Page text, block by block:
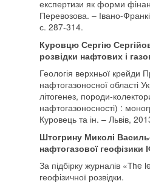
експертизи як форми
Перевозова. – Івано-
с. 287-314.
Куровцю Сергію
розвідки нафтових і
Геологія верхньої крейди
нафтогазоносної області
літогенез, породи-
нафтогазоносності) :
Куровець та ін. – Львів,
Штогрину Миколі
нафтогазової геофізики
За підбірку журналів
геофізичної розвідки.